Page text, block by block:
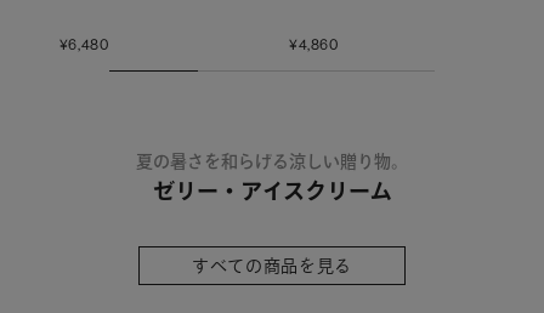
¥6,480 ¥4,860
夏の暑さを和らげる涼しい贈り物。
ゼリー・アイスクリーム
すべての商品を見る